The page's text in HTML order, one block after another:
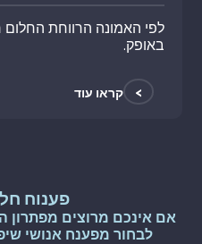
לפי האמונה הרווחת
באופק.
> קראו עוד
פענוח
אם אינכם מרוצים מפתרון
לבחור מפענח אנושי